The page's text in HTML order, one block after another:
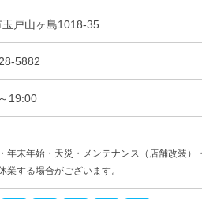
玉戸山ヶ島1018-35
5882
19:00
年末年始・天災・メンテナンス（店舗改装）
業する場合がございます。